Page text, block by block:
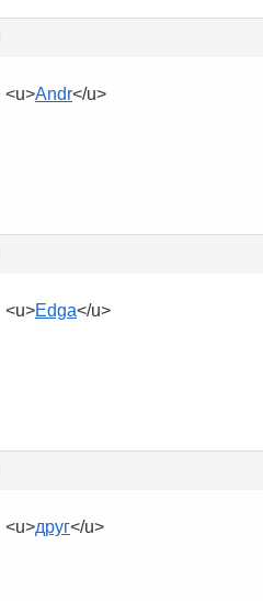
<u>Andr</u>
<u>Edga</u>
<u>друг</u>